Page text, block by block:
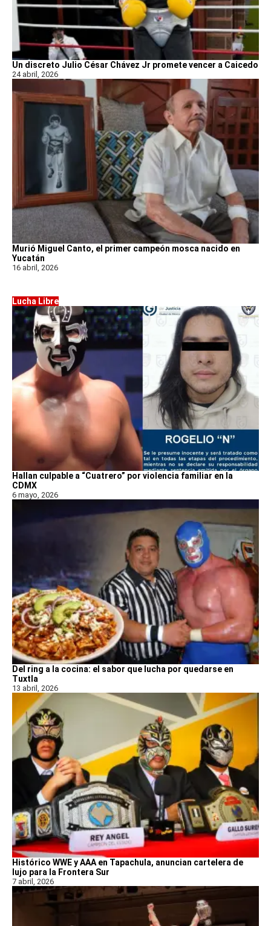
Un discreto Julio César Chávez Jr promete vencer a Caicedo
24 abril, 2026
Murió Miguel Canto, el primer campeón mosca nacido en
Yucatán
16 abril, 2026
Lucha Libre
Hallan culpable a “Cuatrero” por violencia familiar en la
CDMX
6 mayo, 2026
Del ring a la cocina: el sabor que lucha por quedarse en
Tuxtla
13 abril, 2026
Histórico WWE y AAA en Tapachula, anuncian cartelera de
lujo para la Frontera Sur
7 abril, 2026